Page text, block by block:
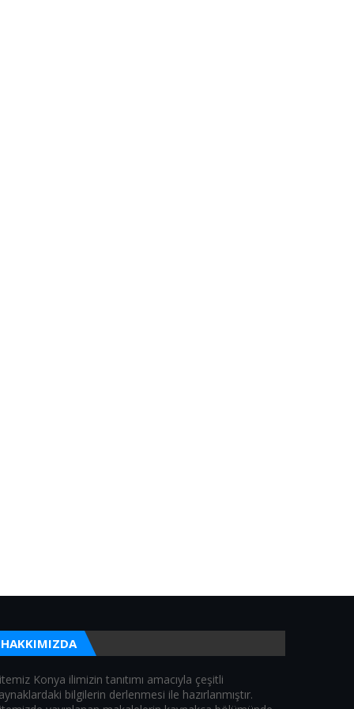
HAKKIMIZDA
Konya ilimizin tanıtımı amacıyla çeşitli
bilgilerin derlenmesi ile hazırlanmıştır.